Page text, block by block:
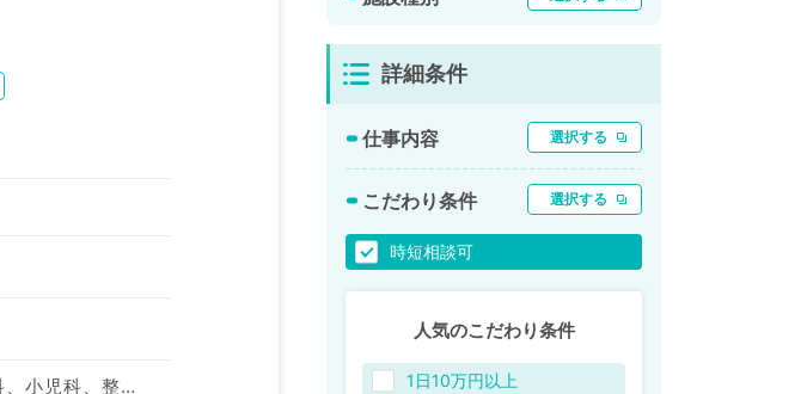
神経内科、精神科、神経科、アレルギー科、リウマチ科、小児科、整形外科、形成外科、美容外科、脳神経外科、呼吸器外科、心臓血管外科、小児外科、皮膚科、泌尿器科、産婦人科、産科、婦人科、眼科、耳鼻咽喉科、気管食道科、放射線科、リハビリテーション科、麻酔科、ペインクリニック、人工透析科、緩和ケア科、一般内科、循環器内科、呼吸器内科、消化器内科、内分泌・代謝内科、腎臓内科、老年内科、血液内科、外科系全般、一般外科、消化器外科、乳腺外科、総合診療科、美容皮膚科、健診・人間ドック、救急科・ＩＣＵ、病理科、基礎医学系、膠原病科、スポーツ整形外科、大腸・肛門外科、その他、産業医
詳細条件
仕事内容 選択する
こだわり条件 選択する
時短相談可
人気のこだわり条件
1日10万円以上